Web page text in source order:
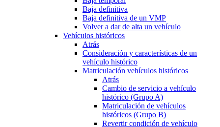
Baja definitiva
Baja definitiva de un VMP
Volver a dar de alta un vehículo
Vehículos históricos
Atrás
Consideración y características de un
vehículo histórico
Matriculación vehículos históricos
Atrás
Cambio de servicio a vehículo
histórico (Grupo A)
Matriculación de vehículos
históricos (Grupo B)
Revertir condición de vehículo